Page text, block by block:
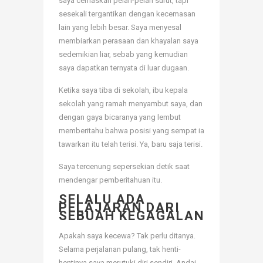
sesekali tergantikan dengan kecemasan
lain yang lebih besar. Saya menyesal
membiarkan perasaan dan khayalan saya
sedemikian liar, sebab yang kemudian
saya dapatkan ternyata di luar dugaan.
Ketika saya tiba di sekolah, ibu kepala
sekolah yang ramah menyambut saya, dan
dengan gaya bicaranya yang lembut
memberitahu bahwa posisi yang sempat ia
tawarkan itu telah terisi. Ya, baru saja terisi.
Saya tercenung sepersekian detik saat
mendengar pemberitahuan itu.
SELALU ADA
PELAJARAN DARI
SEBUAH KEGAGALAN
Apakah saya kecewa? Tak perlu ditanya.
Selama perjalanan pulang, tak henti-